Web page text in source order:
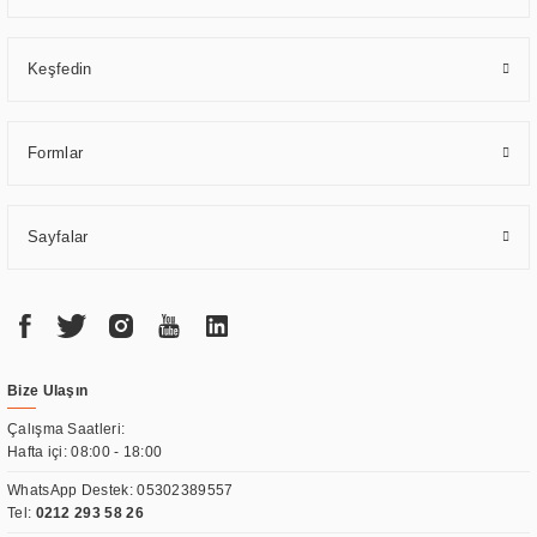
Keşfedin
Formlar
Sayfalar
Bize Ulaşın
Çalışma Saatleri:
Hafta içi: 08:00 - 18:00
WhatsApp Destek:05302389557
Tel: 0212 293 58 26